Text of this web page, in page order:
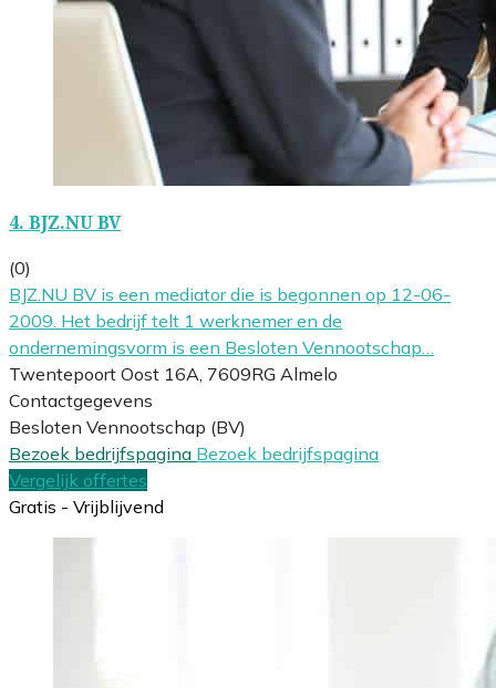
4. BJZ.NU BV
(0)
BJZ.NU BV is een mediator die is begonnen op 12-06-
2009. Het bedrijf telt 1 werknemer en de
ondernemingsvorm is een Besloten Vennootschap…
Twentepoort Oost 16A, 7609RG Almelo
Contactgegevens
Besloten Vennootschap (BV)
Bezoek bedrijfspagina Bezoek bedrijfspagina
Vergelijk offertes
Gratis - Vrijblijvend